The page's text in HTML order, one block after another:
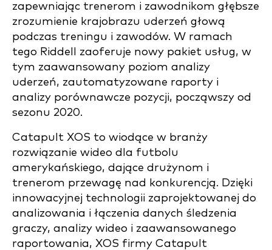
zapewniając trenerom i zawodnikom głębsze
zrozumienie krajobrazu uderzeń głową
podczas treningu i zawodów. W ramach
tego Riddell zaoferuje nowy pakiet usług, w
tym zaawansowany poziom analizy
uderzeń, zautomatyzowane raporty i
analizy porównawcze pozycji, począwszy od
sezonu 2020.
Catapult XOS to wiodące w branży
rozwiązanie wideo dla futbolu
amerykańskiego, dające drużynom i
trenerom przewagę nad konkurencją. Dzięki
innowacyjnej technologii zaprojektowanej do
analizowania i łączenia danych śledzenia
graczy, analizy wideo i zaawansowanego
raportowania, XOS firmy Catapult